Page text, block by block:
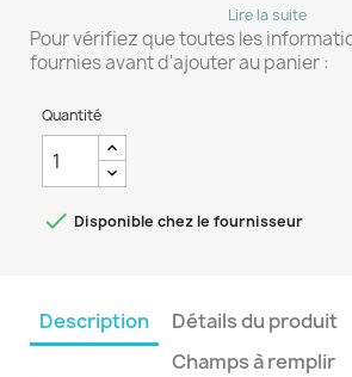
Lire la suite
Pour vérifiez que toutes les
fournies avant d'ajouter au panier :
Quantité
 Disponible chez le fournisseur
Description
Détails du produit
Champs à remplir